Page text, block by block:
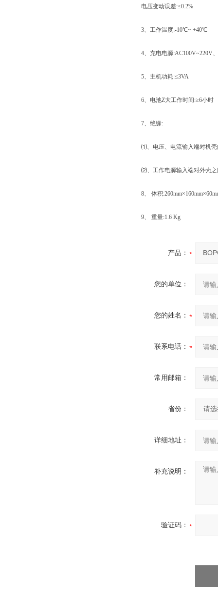
电压变动误差:≤0.2%
3、工作温度:-10℃~ +40℃
4、充电电源:AC100V~220V
5、主机功耗:≤3VA
6、电池Z大工作时间:≥6小时
7、绝缘:
⑴、电压、电流输入端对机壳
⑵、工作电源输入端对外壳之
8、 体积
9、 重量:1.6 Kg
产品：
您的单位：
您的姓名：
联系电话：
常用邮箱：
省份：
详细地址：
补充说明：
验证码：